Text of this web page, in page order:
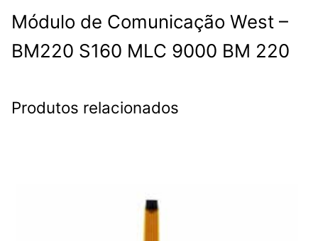
Módulo de Comunicação West –
BM220 S160 MLC 9000 BM 220
Produtos relacionados